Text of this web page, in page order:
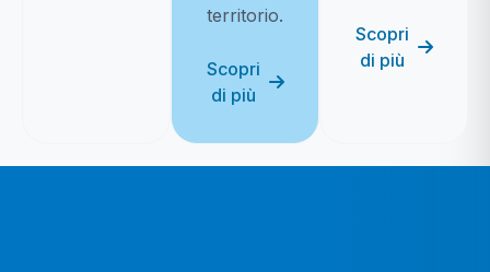
territorio.
Scopri
di più
Scopri
di più